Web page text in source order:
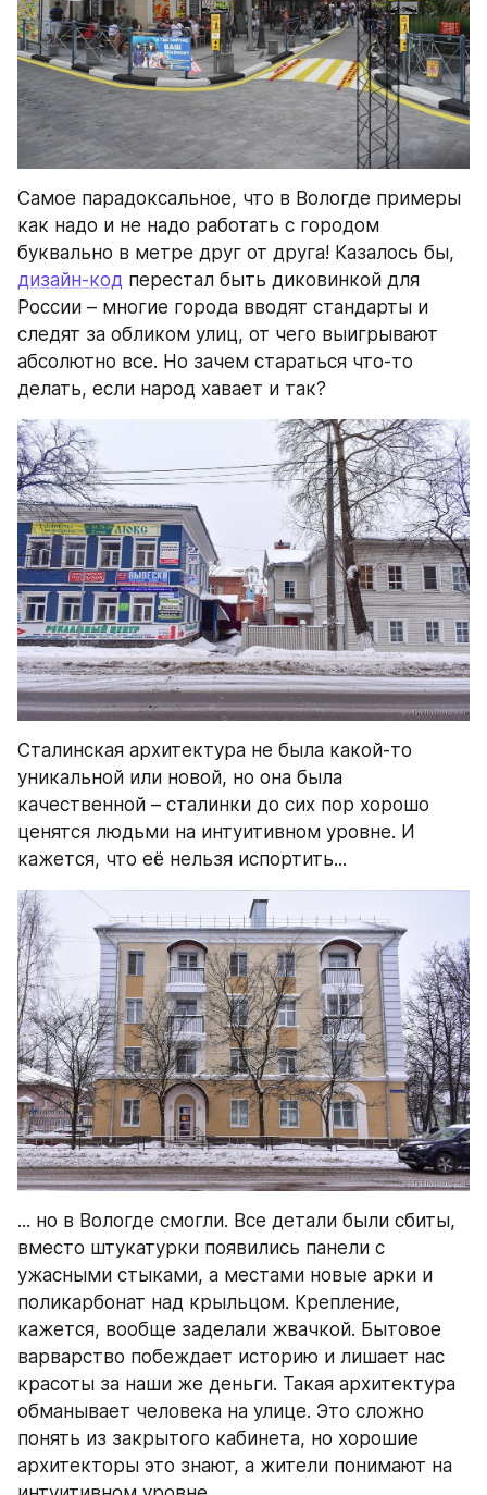
Самое парадоксальное, что в Вологде примеры
как надо и не надо работать с городом
дизайн-код перестал быть диковинкой для
России – многие города вводят стандарты и
следят за обликом улиц, от чего выигрывают
абсолютно все. Но зачем стараться что-то
делать, если народ хавает и так?
Сталинская архитектура не была какой-то
уникальной или новой, но она была
качественной – сталинки до сих пор хорошо
ценятся людьми на интуитивном уровне. И
кажется, что её нельзя испортить...
... но в Вологде смогли. Все детали были сбиты,
вместо штукатурки появились панели с
ужасными стыками, а местами новые арки и
поликарбонат над крыльцом. Крепление,
кажется, вообще заделали жвачкой. Бытовое
варварство побеждает историю и лишает нас
красоты за наши же деньги. Такая архитектура
обманывает человека на улице. Это сложно
понять из закрытого кабинета, но хорошие
архитекторы это знают, а жители понимают на